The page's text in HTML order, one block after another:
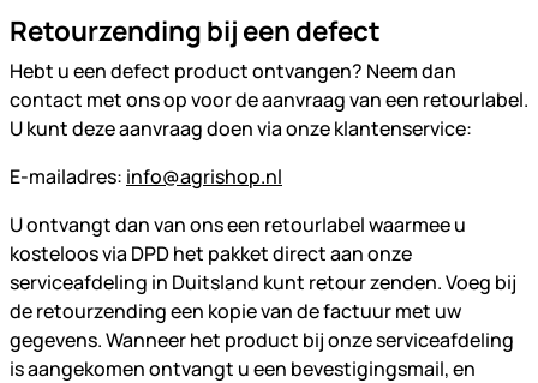
Retourzending bij een defect
Hebt u een defect product ontvangen? Neem dan
contact met ons op voor de aanvraag van een retourlabel.
U kunt deze aanvraag doen via onze klantenservice:
E-mailadres: info@agrishop.nl
U ontvangt dan van ons een retourlabel waarmee u
kosteloos via DPD het pakket direct aan onze
serviceafdeling in Duitsland kunt retour zenden. Voeg bij
de retourzending een kopie van de factuur met uw
gegevens. Wanneer het product bij onze serviceafdeling
is aangekomen ontvangt u een bevestigingsmail, en